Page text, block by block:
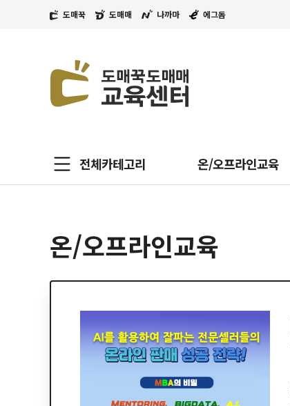
도매꾹 도매매 나까마 에그돔
전체카테고리 온/오프라인교육
온/오프라인교육